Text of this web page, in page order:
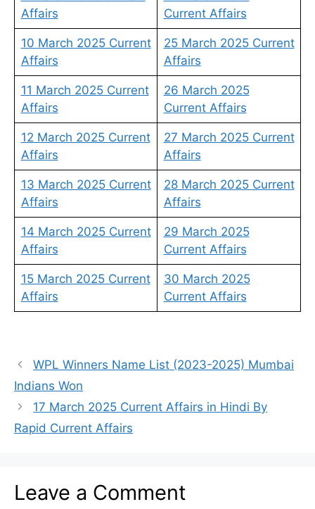
Affairs
Current Affairs
10 March 2025 Current
Affairs
25 March 2025 Current
Affairs
11 March 2025 Current
Affairs
26 March 2025
Current Affairs
12 March 2025 Current
Affairs
27 March 2025 Current
Affairs
13 March 2025 Current
Affairs
28 March 2025 Current
Affairs
14 March 2025 Current
Affairs
29 March 2025
Current Affairs
15 March 2025 Current
Affairs
30 March 2025
Current Affairs
WPL Winners Name List (2023-2025) Mumbai
Indians Won
17 March 2025 Current Affairs in Hindi By
Rapid Current Affairs
Leave a Comment